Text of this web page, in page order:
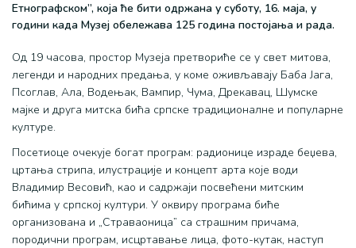
Етнографском”, која ће бити одржана у суботу, 16. маја, у
години када Музеј обележава 125 година постојања и рада.
Од 19 часова, простор Музеја претвориће се у свет митова,
легенди и народних предања, у коме оживљавају Баба Јага,
Псоглав, Ала, Водењак, Вампир, Чума, Дрекавац, Шумске
мајке и друга митска бића српске традиционалне и популарне
културе.
Посетиоце очекује богат програм: радионице израде беџева,
цртања стрипа, илустрације и концепт арта које води
Владимир Весовић, као и садржаји посвећени митским
бићима у српској култури. У оквиру програма биће
организована и „Страваоница” са страшним причама,
породични програм, исцртавање лица, фото-кутак, наступ